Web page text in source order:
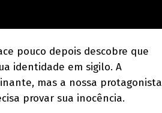
pouco depois descobre que
identidade em sigilo. A
mas a nossa protagonista
provar sua inocência.